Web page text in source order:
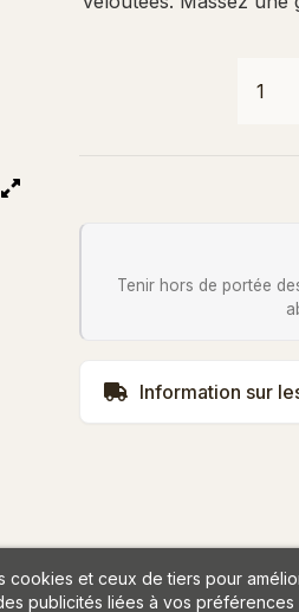
Tenir hors de portée
Information sur
cookies et ceux de tiers pour
publicités liées à vos préférences